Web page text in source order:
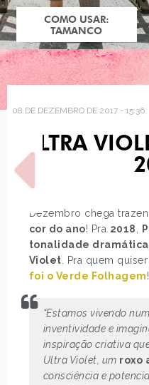
COMO USAR:
TAMANCO
08 DE DEZEMBRO DE 2017 - 15:36
ULTRA
Dezembro chega
cor do ano! Pra 2018
tonalidade dramática
Violet . Pra quem
foi o Verde Folhagem!
“Estamos vivendo
inventividade e
inspiração criativa
Ultra Violet, um roxo
consciência e
POST ANTERIOR
A COLEÇÃO DISNEY X
PANDORA CHEGOU NO
BRASIL!